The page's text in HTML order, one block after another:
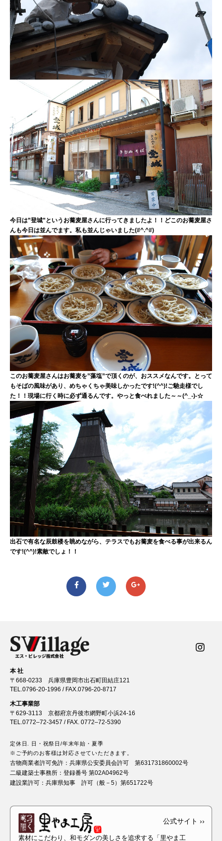
今日は”登城”というお蕎麦屋さんに行ってきましたよ！！どこのお蕎麦屋さ
んも今日は並んでます。私も並んじゃいました(#^.^#)
このお蕎麦屋さんはお蕎麦を”藻塩”で頂くのが、おススメなんです。とって
もそばの風味があり、めちゃくちゃ美味しかったです!(^^)!ご馳走様でし
た！！現場に行く時に必ず通るんです。やっと食べれました～～(^_-)-☆
出石で有名な辰鼓楼を眺めながら、テラスでもお蕎麦を食べる事が出来るん
です!(^^)!素敵でしょ！！
本 社
〒668-0233 兵庫県豊岡市出石町田結庄121
TEL.0796-20-1996 / FAX.0796-20-8717
木工事業部
〒629-3113 京都府京丹後市網野町小浜24-16
TEL.0772–72-3457 / FAX. 0772–72-5390
定休日. 日・祝祭日/年末年始・夏季
※ご予約のお客様は対応させていただきます。
古物商業者許可免許： 兵庫県公安委員会許可 第631731860002号
二級建築士事務所： 登録番号 第02A04962号
建設業許可： 兵庫県知事 許可（般－5）第651722号
素材にこだわり、和モダンの美しさを追求する「里やま工